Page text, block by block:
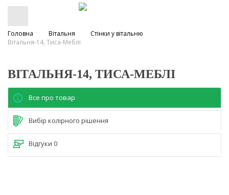
Головна Вітальня
Стінки у вітальню
Вітальня-14, Тиса-Меблі
ВІТАЛЬНЯ-14, ТИСА-МЕБЛІ
Все про товар
Вибір колірного рішення
Відгуки 0